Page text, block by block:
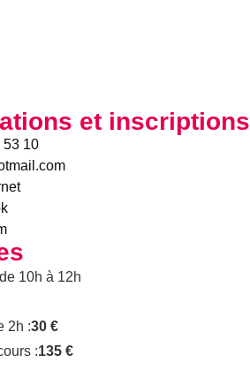
et inscriptions
53 10
10h à 12h
2h :30 €
:135 €